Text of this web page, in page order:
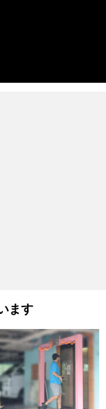
ます